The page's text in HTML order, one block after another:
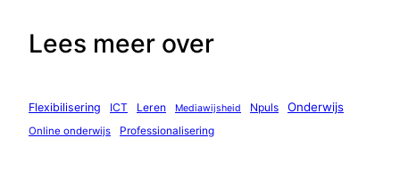
Lees meer over
Flexibilisering ICT Leren Mediawijsheid Npuls Onderwijs
Online onderwijs Professionalisering